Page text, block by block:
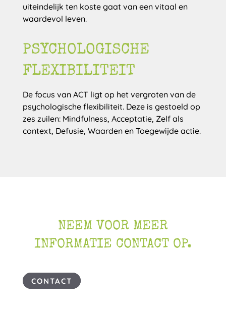
uiteindelijk ten koste gaat van een vitaal en
waardevol leven.
PSYCHOLOGISCHE
FLEXIBILITEIT
De focus van ACT ligt op het vergroten van de
psychologische flexibiliteit. Deze is gestoeld op
zes zuilen: Mindfulness, Acceptatie, Zelf als
context, Defusie, Waarden en Toegewijde actie.
NEEM VOOR MEER
INFORMATIE CONTACT OP.
CONTACT